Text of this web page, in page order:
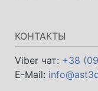
КОНТАКТЫ
Viber чат: +38
E-Mail: